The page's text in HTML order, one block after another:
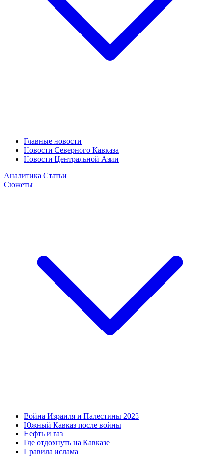
Главные новости
Новости Северного Кавказа
Новости Центральной Азии
Аналитика Статьи
Сюжеты
Война Израиля и Палестины 2023
Южный Кавказ после войны
Нефть и газ
Где отдохнуть на Кавказе
Правила ислама